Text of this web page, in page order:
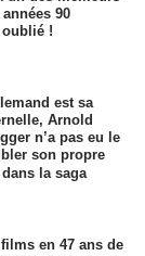
90
!
est sa
Arnold
n’a pas eu le
son propre
la saga
en 47 ans de